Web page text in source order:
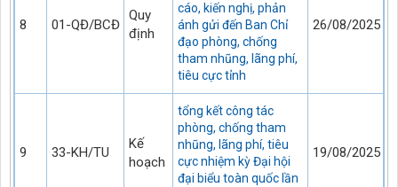
8 01-QĐ/BCĐ
Quy
định
cáo, kiến nghị, phản
ánh gửi đến Ban Chỉ
đạo phòng, chống
tham nhũng, lãng phí,
tiêu cực tỉnh
26/08/2025
9 33-KH/TU
Kế
hoạch
tổng kết công tác
phòng, chống tham
nhũng, lãng phí, tiêu
cực nhiệm kỳ Đại hội
đại biểu toàn quốc lần
19/08/2025